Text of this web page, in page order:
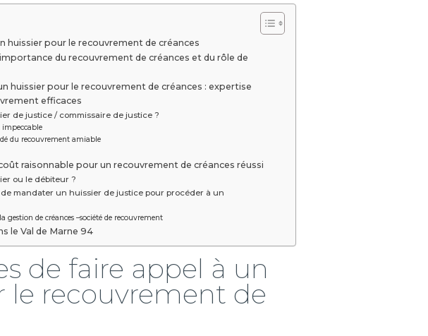
huissier pour le recouvrement de créances
du recouvrement de créances et du rôle de
huissier pour le recouvrement de créances : expertise
efficaces
de justice / commissaire de justice ?
impeccable
du recouvrement amiable
raisonnable pour un recouvrement de créances réussi
ou le débiteur ?
mandater un huissier de justice pour procéder à un
gestion de créances –société de recouvrement
le Val de Marne 94
de faire appel à un
le recouvrement de